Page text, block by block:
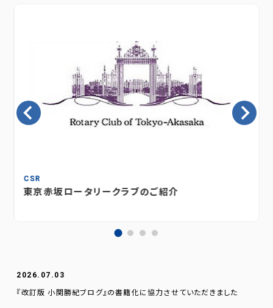
CSR
東京赤坂ロータリークラブのご紹介
2026.07.03
『改訂版 小関勝紀ブログ』の書籍化に協力させていただきました